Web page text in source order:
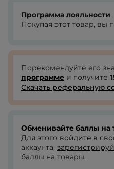
Программа лояльности
Покупая этот товар, вы
Порекомендуйте его
программе и получите
Скачать реферальную
Обменивайте баллы на
Для этого войдите в
аккаунта,
баллы на товары.